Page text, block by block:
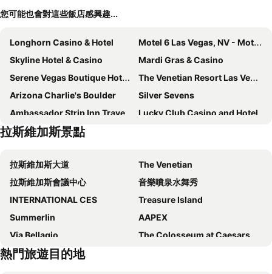
您可能也會對這些飯店感興趣...
Longhorn Casino & Hotel
Motel 6 Las Vegas, NV - Motor Speedway
Skyline Hotel & Casino
Mardi Gras & Casino
Serene Vegas Boutique Hotel Las Vegas
The Venetian Resort Las Vegas
Arizona Charlie's Boulder
Silver Sevens
Ambassador Strip Inn Travelodge
Lucky Club Casino and Hotel
The LINQ Hotel & Casino, A Caesars Destination
Alexis Park All Suite Resort
Thunderbird Boutique Hotel
Oasis at Gold Spike
The Orleans
Arizona Charlie's Decatur
The Berkley, Las Vegas
Four Queens Hotel and Casino
The Palazzo at The Venetian
OYO Hotel and Casino Las Vegas
Club de Soleil All-Suite Resort
Vdara Hotel & Spa
拉斯維加斯景點
拉斯維加斯大道
The Venetian
拉斯維加斯會議中心
音樂噴泉水舞秀
INTERNATIONAL CES
Treasure Island
Summerlin
AAPEX
Via Bellagio
The Colosseum at Caesars Palace
巴黎拉斯維加斯艾菲爾鐵塔之旅
熱門旅遊目的地